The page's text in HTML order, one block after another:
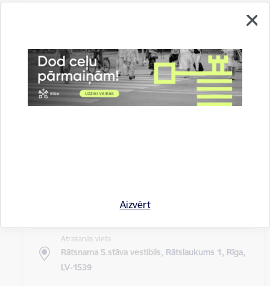
Aizvērt
Rīgas pilsētas pagaidu administrācijas
14.sēde (ārkārtas)
Sēdes darba kārtība: Grozījumi Rīgas domes 2016.
gada 19. aprīļa saistošajos noteikumos Nr. 198 "Par
Atrašanās vieta
Rātsnama 5.stāva vestibils, Rātslaukums 1, Rīga,
LV-1539